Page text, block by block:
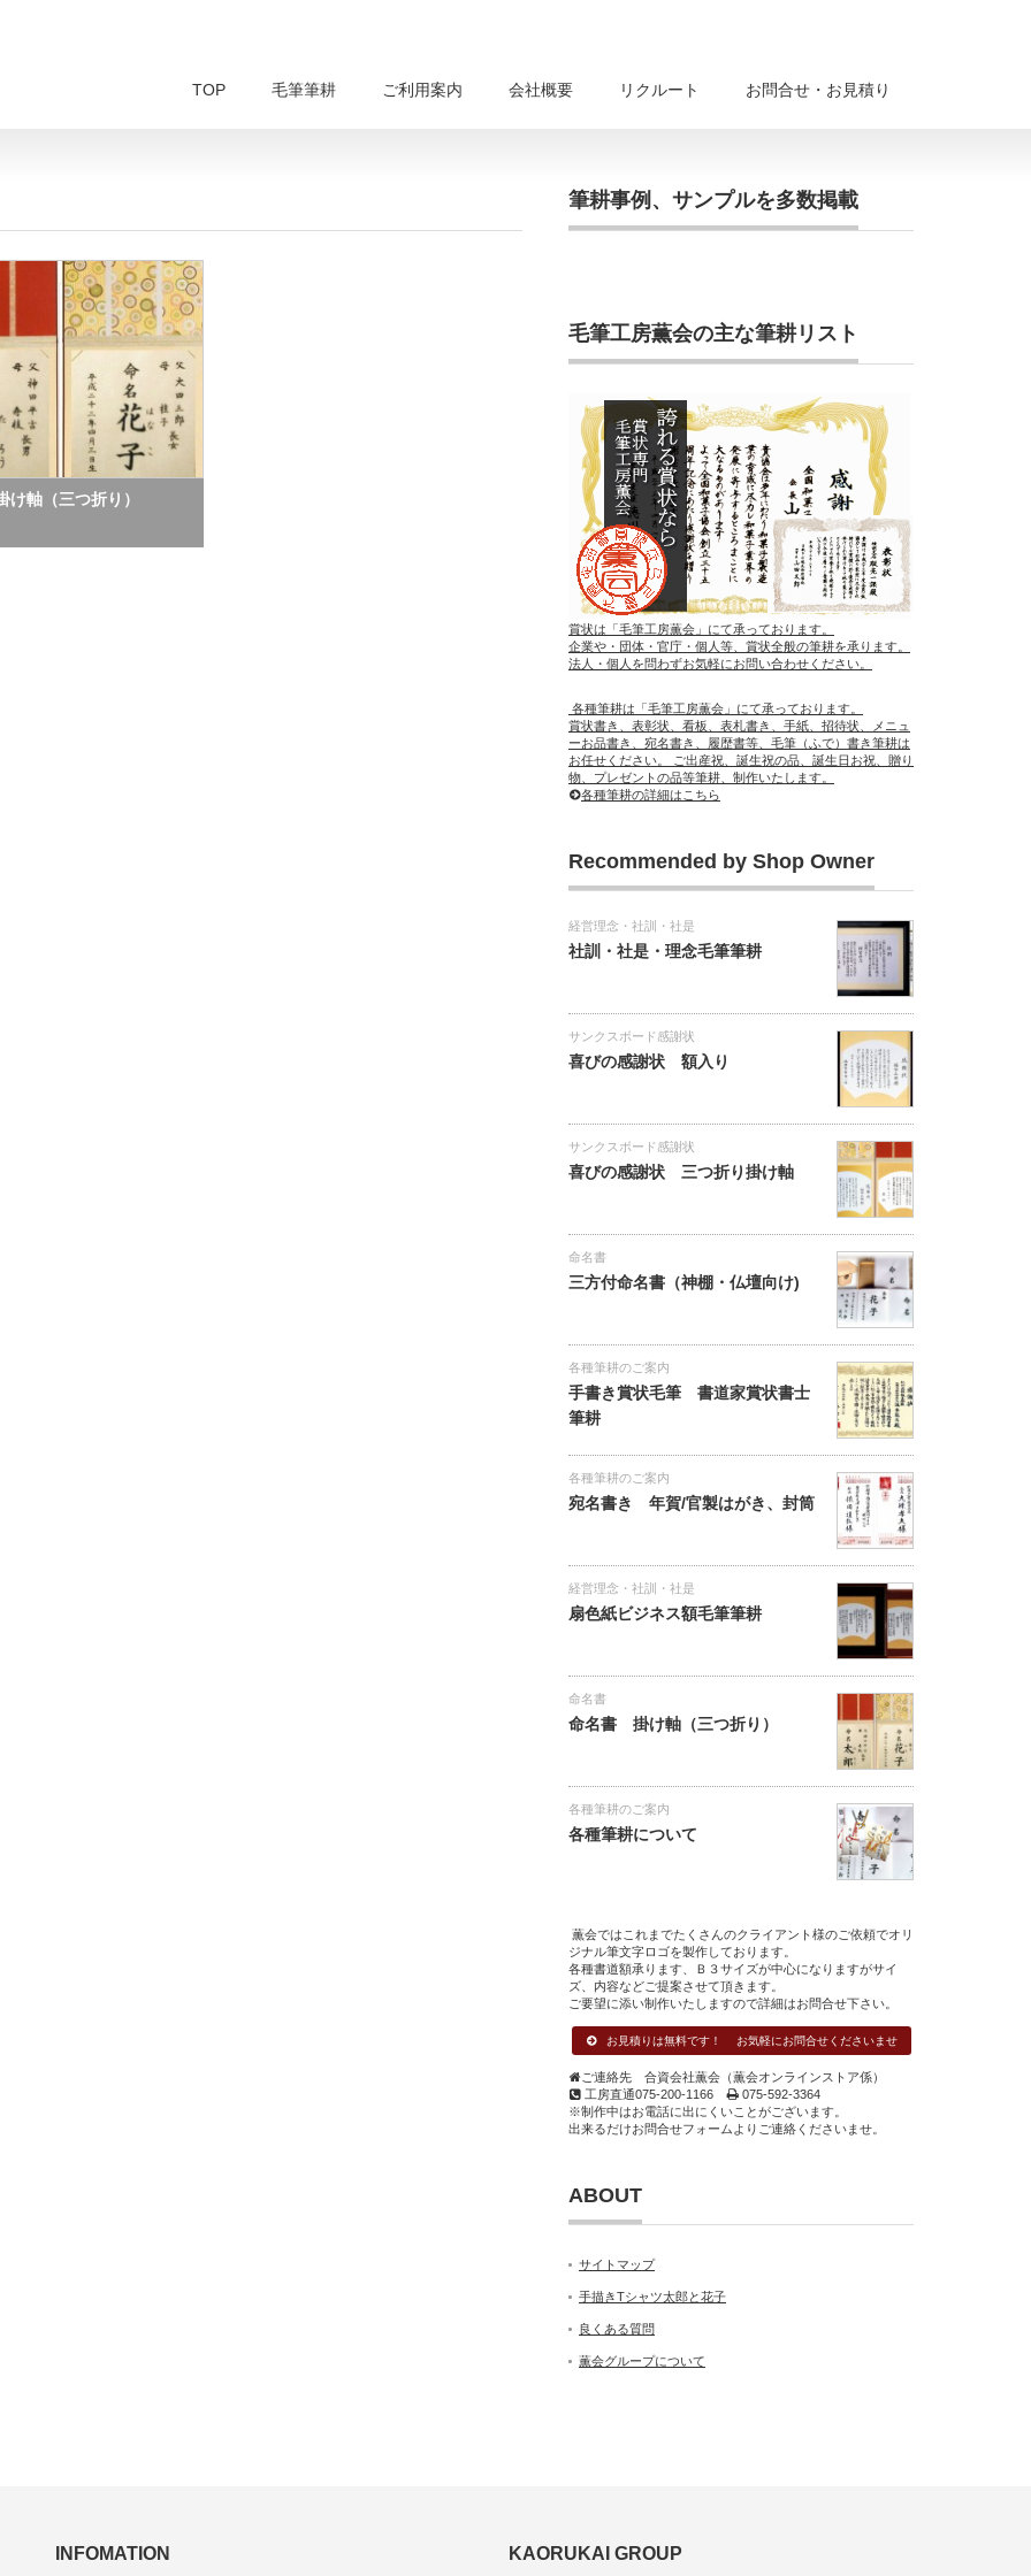
TOP 毛筆筆耕 ご利用案内 会社概要 リクルート お問合せ・お見積り
軸（三つ折り）
筆耕事例、サンプルを多数掲載
毛筆工房薫会の主な筆耕リスト
賞状は「毛筆工房薫会」にて承っております。
企業や・団体・官庁・個人等、賞状全般の筆耕を承ります。
法人・個人を問わずお気軽にお問い合わせください。
各種筆耕は「毛筆工房薫会」にて承っております。
賞状書き、表彰状、看板、表札書き、手紙、招待状、メニュ
ーお品書き、宛名書き、履歴書等、毛筆（ふで）書き筆耕は
お任せください。 ご出産祝、誕生祝の品、誕生日お祝、贈り
物、プレゼントの品等筆耕、制作いたします。
各種筆耕の詳細はこちら
Recommended by Shop Owner
経営理念・社訓・社是
社訓・社是・理念毛筆筆耕
サンクスボード感謝状
喜びの感謝状 額入り
サンクスボード感謝状
喜びの感謝状 三つ折り掛け軸
命名書
三方付命名書（神棚・仏壇向け)
各種筆耕のご案内
手書き賞状毛筆 書道家賞状書士
筆耕
各種筆耕のご案内
宛名書き 年賀/官製はがき、封筒
経営理念・社訓・社是
扇色紙ビジネス額毛筆筆耕
命名書
命名書 掛け軸（三つ折り）
各種筆耕のご案内
各種筆耕について
薫会ではこれまでたくさんのクライアント様のご依頼でオリ
ジナル筆文字ロゴを製作しております。
各種書道額承ります、Ｂ３サイズが中心になりますがサイ
ズ、内容などご提案させて頂きます。
ご要望に添い制作いたしますので詳細はお問合せ下さい。
お見積りは無料です！ お気軽にお問合せくださいませ
ご連絡先 合資会社薫会（薫会オンラインストア係）
工房直通075-200-1166
075-592-3364
※制作中はお電話に出にくいことがございます。
出来るだけお問合せフォームよりご連絡くださいませ。
ABOUT
サイトマップ
手描きTシャツ太郎と花子
良くある質問
薫会グループについて
INFOMATION KAORUKAI GROUP